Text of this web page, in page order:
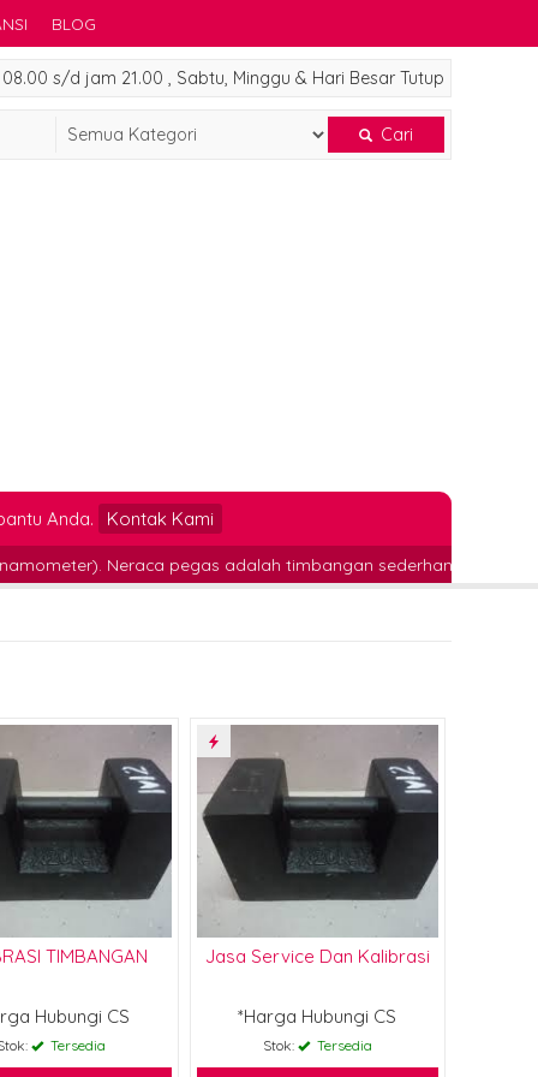
BLOG
s/d jam 21.00 , Sabtu, Minggu & Hari Besar Tutup
Cari
Anda. Kontak Kami
timbangan sederhana yang
TIMBANGAN
Hubungi CS
Tersedia
Jasa Service Dan Kalibrasi
*Harga Hubungi CS
Stok: Tersedia